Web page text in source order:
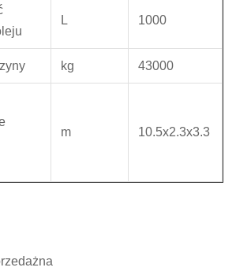
L 1000
kg 43000
m 10.5x2.3x3.3